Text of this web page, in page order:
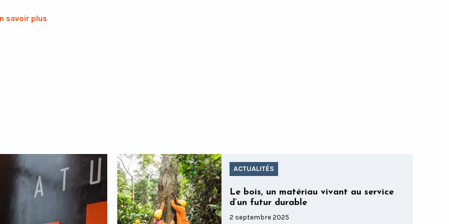
savoir plus
ACTUALITÉS
Le bois, un matériau vivant au service
d’un futur durable
2 septembre 2025